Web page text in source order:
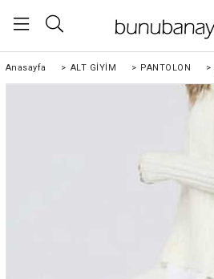
Anasayfa > ALT GİYİM > PANTOLON >